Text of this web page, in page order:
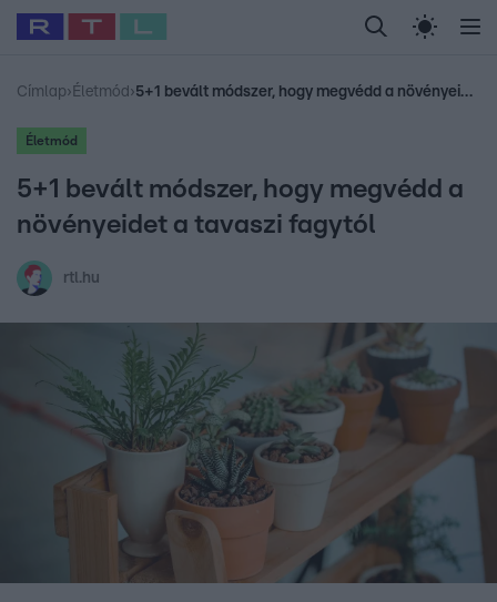
Legfrissebb RTL Híradó Randi Celeb vagyok,
Babits Marcella Most Wanted Gallusz
Címlap› Életmód › 5+1 bevált módszer, hogy megvédd a növényeidet a tavaszi fagytól
Életmód
5+1 bevált módszer, hogy megvédd a
növényeidet a tavaszi fagytól
rtl.hu